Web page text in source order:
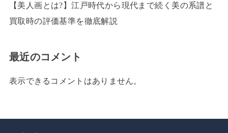
【美人画とは?】江戸時代から現代まで続く美の系譜と
買取時の評価基準を徹底解説
最近のコメント
表示できるコメントはありません。